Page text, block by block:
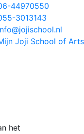
44970550
3013143
Joji School of Arts
het